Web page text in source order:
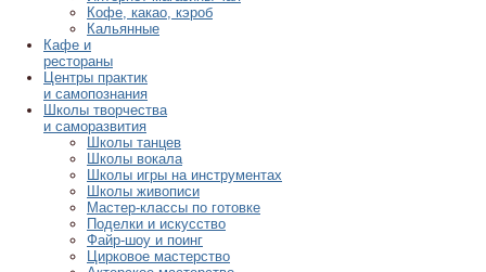
Кофе, какао, кэроб
Кальянные
Кафе и
рестораны
Центры практик
и самопознания
Школы творчества
и саморазвития
Школы танцев
Школы вокала
Школы игры на инструментах
Школы живописи
Мастер-классы по готовке
Поделки и искусство
Файр-шоу и поинг
Цирковое мастерство